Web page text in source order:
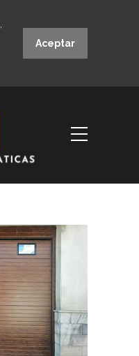
Aceptar